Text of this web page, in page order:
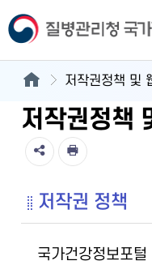
저작권정책 및
저작권정책
저작권 정책
국가건강정보포